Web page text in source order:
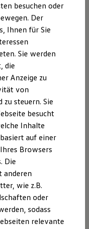
Produkte
Privatkunden
Gewerbekunden
1500 - 3000
besuchen oder
Der
Ihnen für Sie
Sie werden
die
Anzeige zu
von
zu steuern. Sie
besucht
Inhalte
auf einer
Browsers
Die
wie z.B.
oder
sodass
relevante